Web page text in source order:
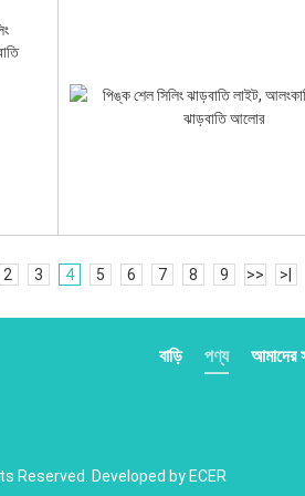
2 3 4 5 6 7 8 9 >> >|
আমাদের
পণ্য
বাড়ি
Reserved. Developed by ECER